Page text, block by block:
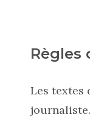
Règles
Les textes
journaliste.